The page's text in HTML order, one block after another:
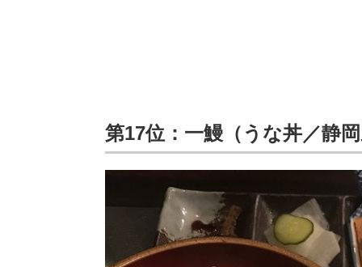
第17位：一鰻（うな丼／静